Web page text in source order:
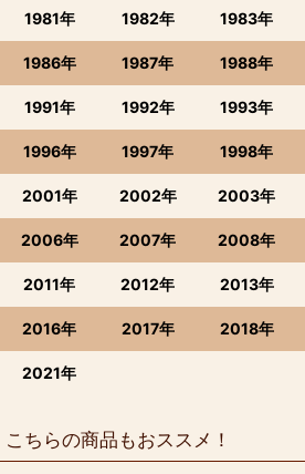
1981年 1982年 1983年
1986年 1987年 1988年
1991年 1992年 1993年
1996年 1997年 1998年
2001年 2002年 2003年
2006年 2007年 2008年
2011年 2012年 2013年
2016年 2017年 2018年
2021年
こちらの商品もおススメ！